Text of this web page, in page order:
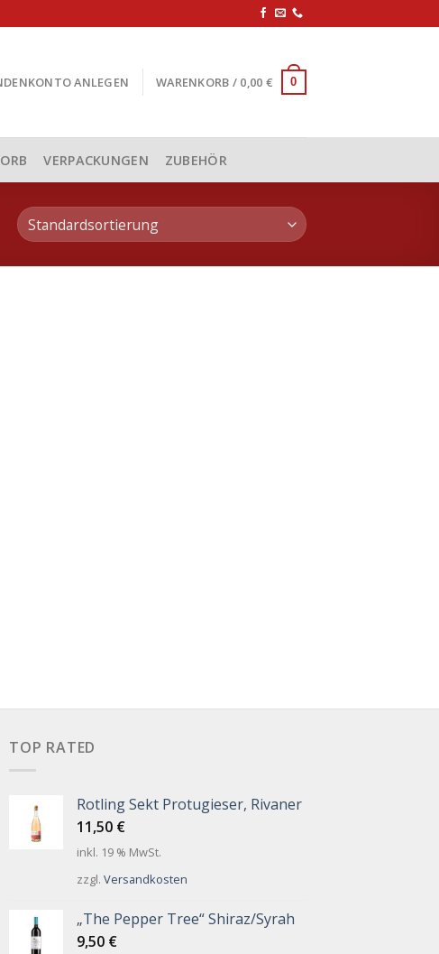
ANLEGEN WARENKORB / 0,00 € 0
VERPACKUNGEN ZUBEHÖR
TOP RATED
Rotling Sekt Protugieser, Rivaner
11,50 €
inkl. 19 % MwSt.
zzgl. Versandkosten
„The Pepper Tree“ Shiraz/Syrah
9,50 €